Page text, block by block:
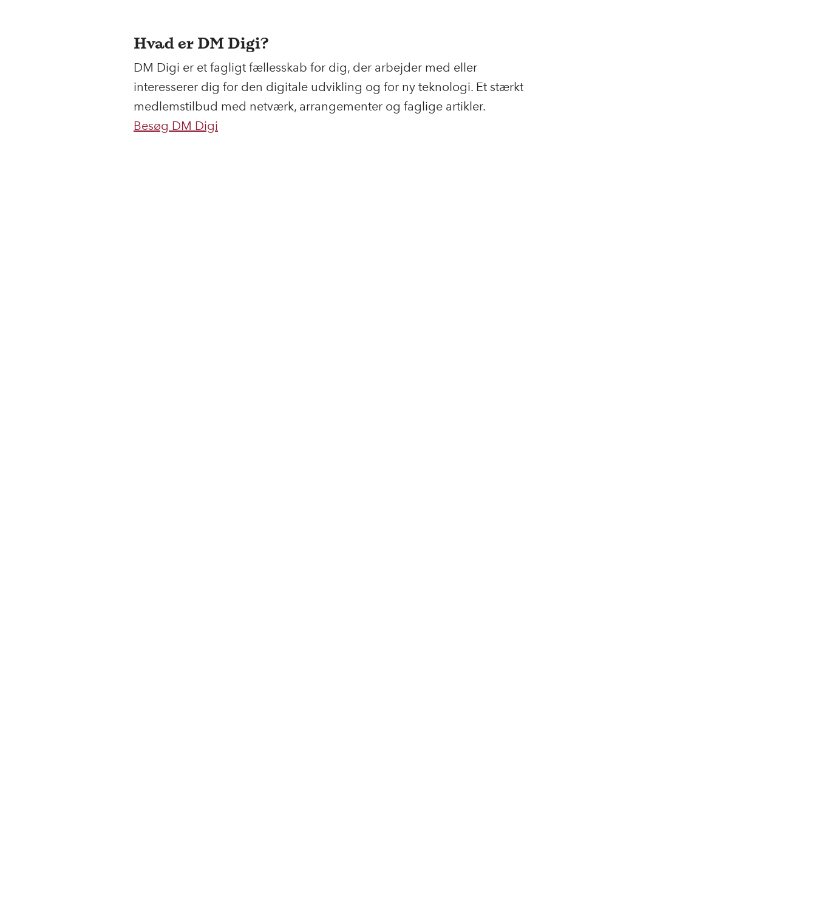
Hvad er DM Digi?
DM Digi er et fagligt fællesskab for dig, der arbejder med eller
interesserer dig for den digitale udvikling og for ny teknologi. Et stærkt
medlemstilbud med netværk, arrangementer og faglige artikler.
Besøg DM Digi